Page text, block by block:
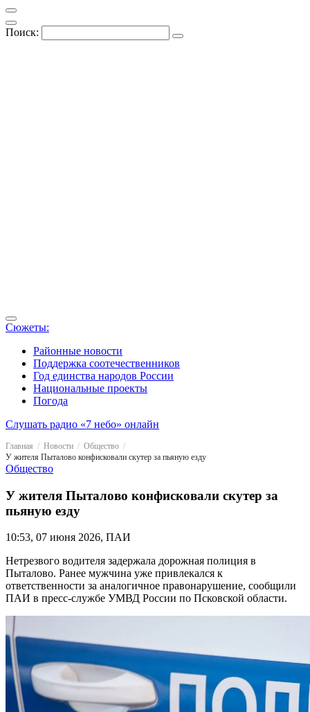
Поиск:
Сюжеты:
Районные новости
Поддержка соотечественников
Год единства народов России
Национальные проекты
Погода
Слушать радио «7 небо» онлайн
Главная Новости
Общество
У жителя Пыталово конфисковали скутер за пьяную езду
Общество
У жителя Пыталово конфисковали скутер за
пьяную езду
10:53, 07 июня 2026, ПАИ
Нетрезвого водителя задержала дорожная полиция в
Пыталово. Ранее мужчина уже привлекался к
ответственности за аналогичное правонарушение, сообщили
ПАИ в пресс-службе УМВД России по Псковской области.